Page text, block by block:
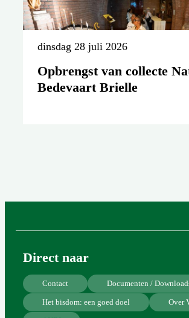
dinsdag 28 juli 2026
Opbrengst van collecte
Bedevaart Brielle
Direct naar
Contact Documenten /
Het bisdom: een goed doel Over